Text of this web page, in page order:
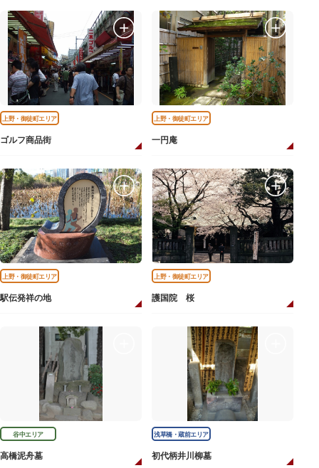
上野・御徒町エリア
ゴルフ商品街
上野・御徒町エリア
一円庵
上野・御徒町エリア
駅伝発祥の地
上野・御徒町エリア
護国院 桜
谷中エリア
高橋泥舟墓
浅草橋・蔵前エリア
初代柄井川柳墓